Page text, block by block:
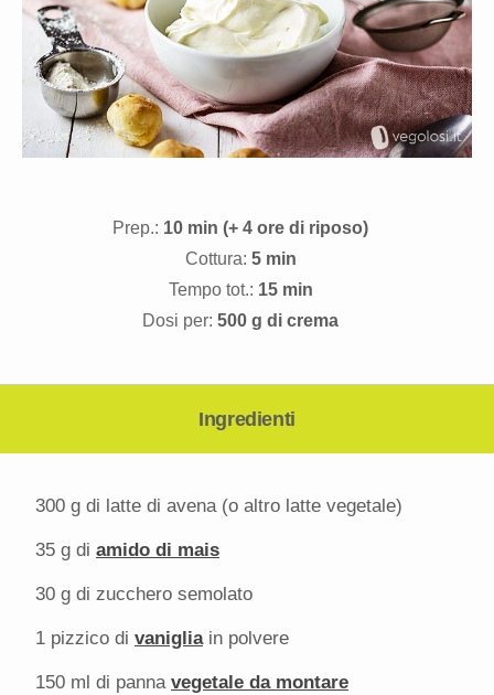
Prep.: 10 min (+ 4 ore di riposo)
Cottura: 5 min
Tempo tot.: 15 min
Dosi per: 500 g di crema
Ingredienti
300 g di latte di avena (o altro latte vegetale)
35 g di amido di mais
30 g di zucchero semolato
1 pizzico di vanigliain polvere
150 ml di panna vegetale da montare